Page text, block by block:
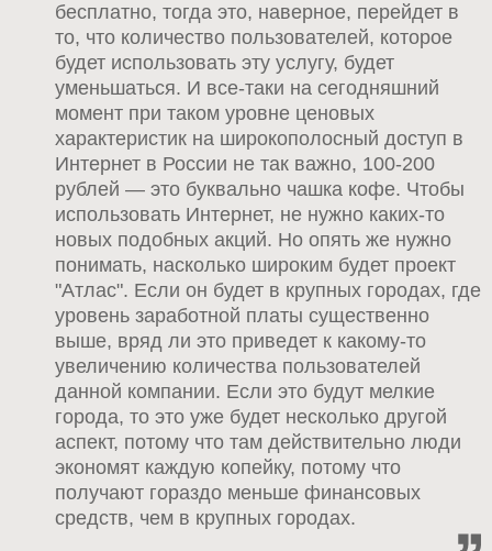
бесплатно, тогда это, наверное, перейдет в
то, что количество пользователей, которое
будет использовать эту услугу, будет
уменьшаться. И все-таки на сегодняшний
момент при таком уровне ценовых
характеристик на широкополосный доступ в
Интернет в России не так важно, 100-200
рублей — это буквально чашка кофе. Чтобы
использовать Интернет, не нужно каких-то
новых подобных акций. Но опять же нужно
понимать, насколько широким будет проект
"Атлас". Если он будет в крупных городах, где
уровень заработной платы существенно
выше, вряд ли это приведет к какому-то
увеличению количества пользователей
данной компании. Если это будут мелкие
города, то это уже будет несколько другой
аспект, потому что там действительно люди
экономят каждую копейку, потому что
получают гораздо меньше финансовых
средств, чем в крупных городах.